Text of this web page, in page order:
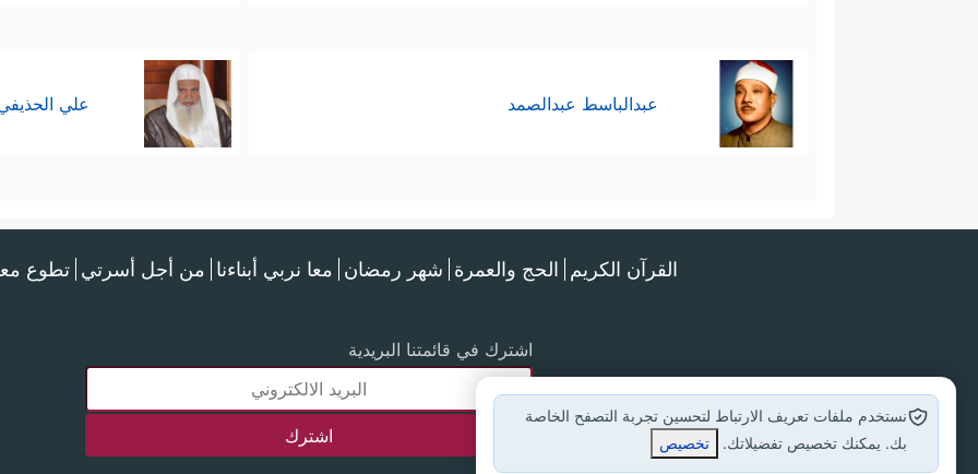
عبدالباسط عبدالصمد علي
القرآن الكريم الحج والعمرة شهر رمضان معا نربي أبناءنا من أجل أسرتي تطوع
اشترك في قائمتنا البريدية
نستخدم ملفات تعريف الارتباط لتحسين تجربة التصفح الخاصة
بك. يمكنك تخصيص تفضيلاتك.
تخصيص